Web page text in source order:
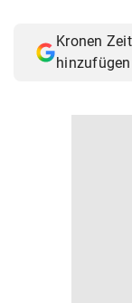
Kronen
hinzufügen